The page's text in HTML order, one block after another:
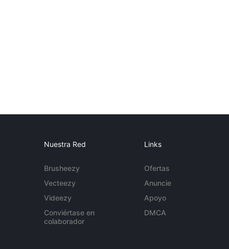
Nuestra Red
Brusheezy
Vecteezy
Videezy
Conviértase en
colaborador
Links
Ofertas
Anuncie
Apoyo
DMCA